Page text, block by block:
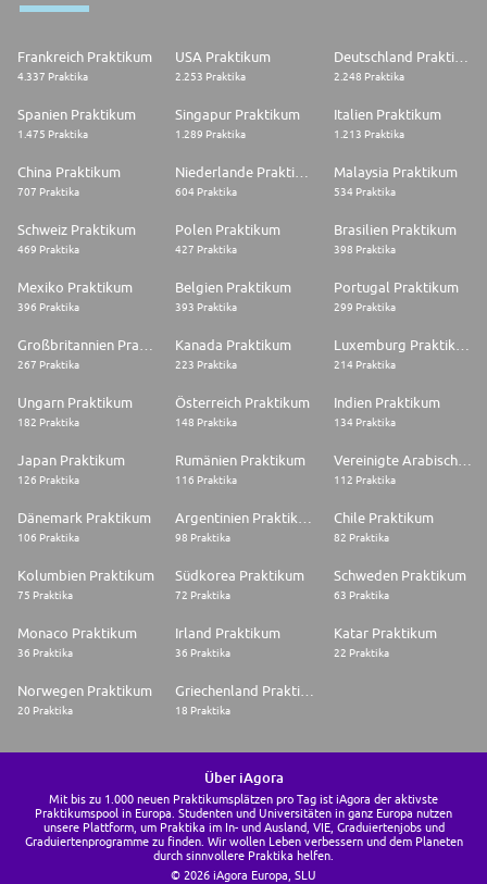
Frankreich Praktikum
4.337 Praktika
USA Praktikum
2.253 Praktika
Deutschland Praktikum
2.248 Praktika
Spanien Praktikum
1.475 Praktika
Singapur Praktikum
1.289 Praktika
Italien Praktikum
1.213 Praktika
China Praktikum
707 Praktika 604 Praktika
Malaysia Praktikum
534 Praktika
Schweiz Praktikum
469 Praktika
Polen Praktikum
427 Praktika
Brasilien Praktikum
398 Praktika
Mexiko Praktikum
396 Praktika
Belgien Praktikum
393 Praktika
Portugal Praktikum
299 Praktika
267 Praktika
Kanada Praktikum
223 Praktika 214 Praktika
Ungarn Praktikum
182 Praktika
Österreich Praktikum
148 Praktika
Indien Praktikum
134 Praktika
Japan Praktikum
126 Praktika
Rumänien Praktikum
116 Praktika
Vereinigte Arabische Emirate Praktikum
112 Praktika
Dänemark Praktikum
106 Praktika 98 Praktika
Chile Praktikum
82 Praktika
Kolumbien Praktikum
75 Praktika
Südkorea Praktikum
72 Praktika
Schweden Praktikum
63 Praktika
Monaco Praktikum
36 Praktika
Irland Praktikum
36 Praktika
Katar Praktikum
22 Praktika
Norwegen Praktikum
20 Praktika 18 Praktika
Über iAgora
Mit bis zu 1.000 neuen Praktikumsplätzen pro Tag ist iAgora der aktivste
Praktikumspool in Europa. Studenten und Universitäten in ganz Europa nutzen
unsere Plattform, um Praktika im In- und Ausland, VIE, Graduiertenjobs und
Graduiertenprogramme zu finden. Wir wollen Leben verbessern und dem Planeten
durch sinnvollere Praktika helfen.
© 2026 iAgora Europa, SLU